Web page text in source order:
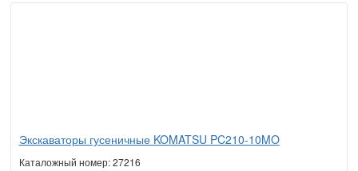
Экскаваторы гусеничные KOMATSU PC210-10MO
Каталожный номер: 27216